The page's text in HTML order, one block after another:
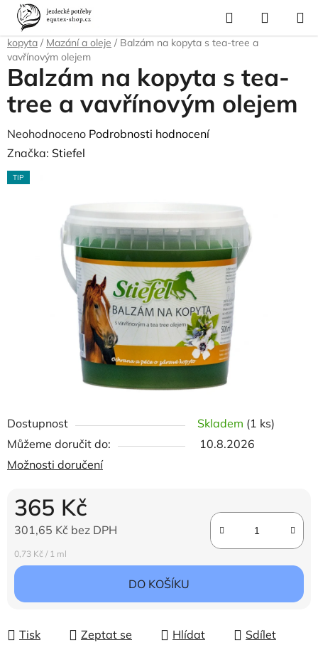
Přejít
obsah
Hledat
KOŠÍK
Domů
Pro koně
kopyta / Mazání a oleje / Balzám na kopyta s tea-tree a
vavřínovým olejem
Dostupnost Skladem (1 ks)
Můžeme doručit do:
10.8.2026
Možnosti doručení
365 Kč
301,65 Kč bez DPH
Měrná cena:
0,73 Kč / 1 ml
DO KOŠÍKU
Tisk Zeptat se Hlídat Sdílet
Balzám na kopyta s tea-
tree a vavřínovým olejem
Průměrné
hodnocení
produktu
hvězdiček.
Neohodnoceno Podrobnosti hodnocení
Značka: Stiefel
TIP